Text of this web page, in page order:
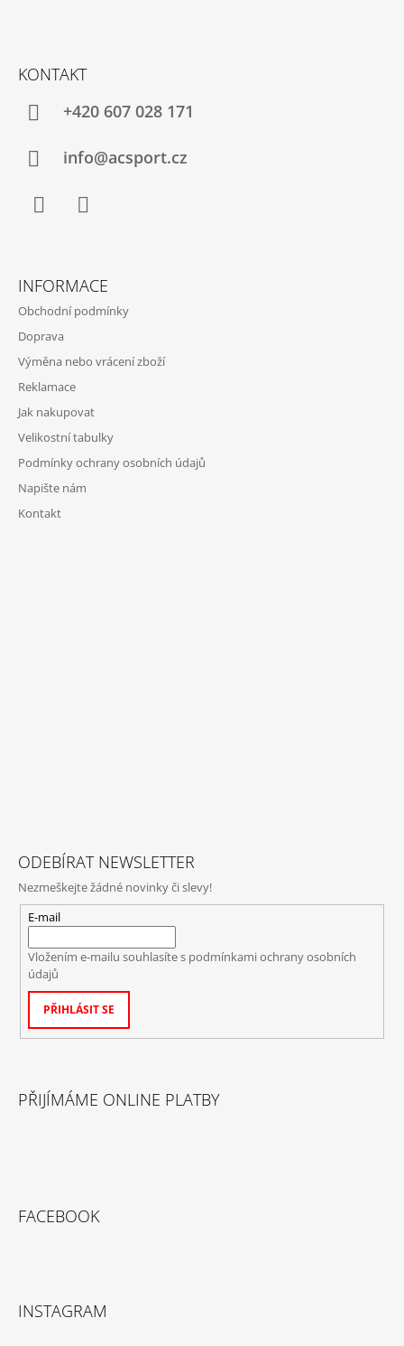
KONTAKT
+420 607 028 171
info@acsport.cz
INFORMACE
Obchodní podmínky
Doprava
Výměna nebo vrácení zboží
Reklamace
Jak nakupovat
Velikostní tabulky
Podmínky ochrany osobních údajů
Napište nám
Kontakt
ODEBÍRAT NEWSLETTER
Nezmeškejte žádné novinky či slevy!
E-mail
Vložením e-mailu souhlasíte s podmínkami ochrany osobních
údajů
PŘIHLÁSIT SE
PŘIJÍMÁME ONLINE PLATBY
FACEBOOK
INSTAGRAM